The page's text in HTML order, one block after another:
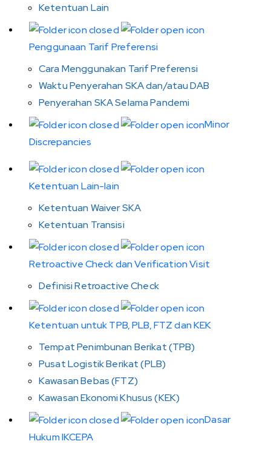
Ketentuan Lain
Penggunaan Tarif Preferensi
Cara Menggunakan Tarif Preferensi
Waktu Penyerahan SKA dan/atau DAB
Penyerahan SKA Selama Pandemi
Minor
Discrepancies
Ketentuan Lain-lain
Ketentuan Waiver SKA
Ketentuan Transisi
Retroactive Check dan Verification Visit
Definisi Retroactive Check
Ketentuan untuk TPB, PLB, FTZ dan KEK
Tempat Penimbunan Berikat (TPB)
Pusat Logistik Berikat (PLB)
Kawasan Bebas (FTZ)
Kawasan Ekonomi Khusus (KEK)
Dasar
Hukum IKCEPA